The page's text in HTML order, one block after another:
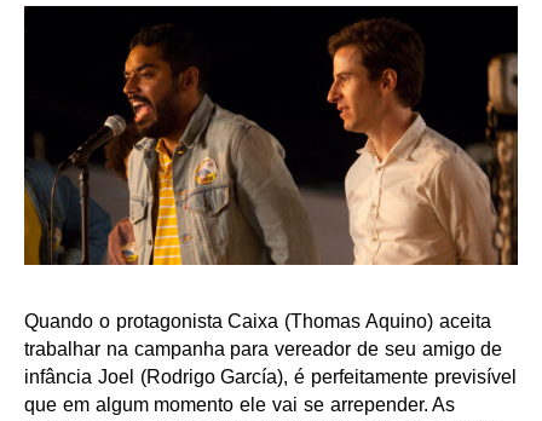
Quando o protagonista Caixa (Thomas Aquino) aceita
trabalhar na campanha para vereador de seu amigo de
infância Joel (Rodrigo García), é perfeitamente previsível
que em algum momento ele vai se arrepender. As